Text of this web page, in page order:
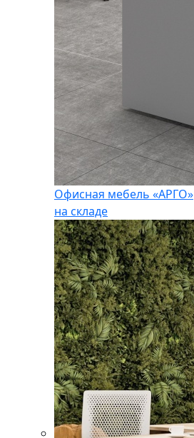
Офисная мебель «АРГО»
на складе